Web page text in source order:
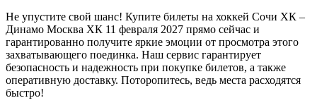
Не упустите свой шанс! Купите билеты на хоккей Сочи ХК –
Динамо Москва ХК 11 февраля 2027 прямо сейчас и
гарантированно получите яркие эмоции от просмотра этого
захватывающего поединка. Наш сервис гарантирует
безопасность и надежность при покупке билетов, а также
оперативную доставку. Поторопитесь, ведь места расходятся
быстро!